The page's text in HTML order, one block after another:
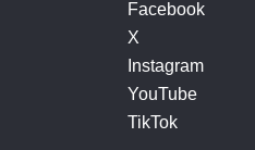
Facebook
X
Instagram
YouTube
TikTok